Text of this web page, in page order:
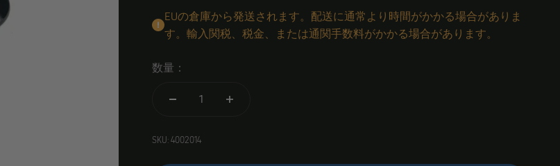
EUの倉庫から発送されます。配送に通常より時間がかかる場合がありま
す。輸入関税、税金、または通関手数料がかかる場合があります。
数量：
SKU: 4002014